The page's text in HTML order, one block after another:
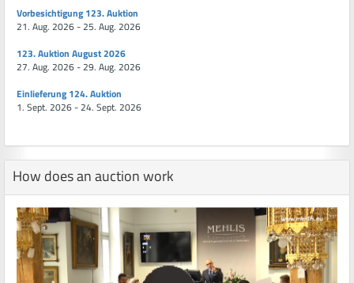
Vorbesichtigung 123. Auktion
21. Aug. 2026 - 25. Aug. 2026
123. Auktion August 2026
27. Aug. 2026 - 29. Aug. 2026
Einlieferung 124. Auktion
1. Sept. 2026 - 24. Sept. 2026
How does an auction work